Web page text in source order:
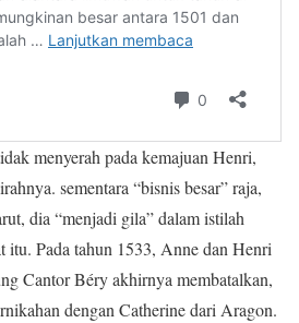
menyerah pada kemajuan Henri,
sementara “bisnis besar” raja,
dia “menjadi gila” dalam istilah
itu. Pada tahun 1533, Anne dan Henri
Cantor Béry akhirnya membatalkan,
dengan Catherine dari Aragon.